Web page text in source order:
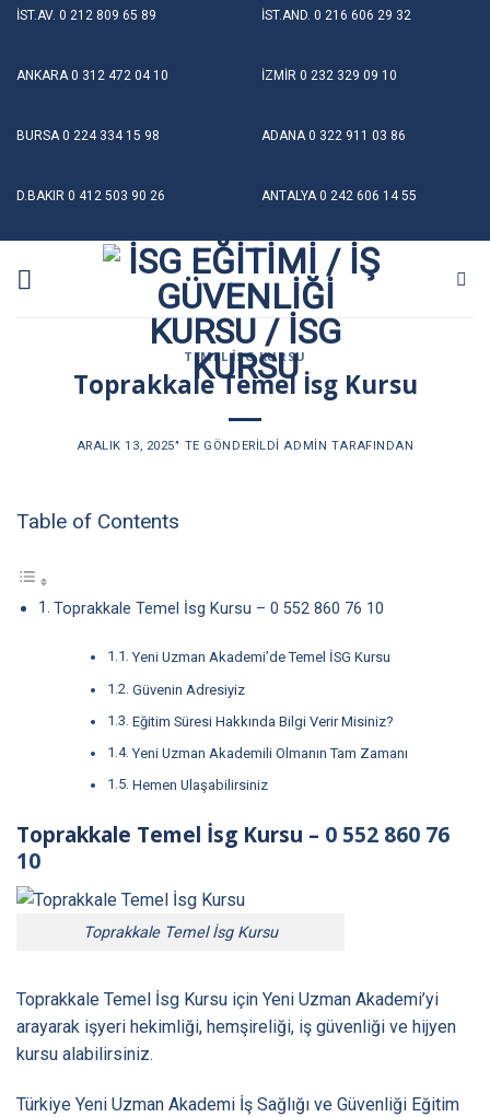
Skip
content
İST.AV. 0 212 809 65 89 İST.AND. 0 216 606 29 32
ANKARA0 312 472 04 10 İZMİR 0 232 329 09 10
BURSA0 224 334 15 98 ADANA0 322 911 03 86
D.BAKIR 0 412 503 90 26 ANTALYA0 242 606 14 55
TEMEL İSG KURSU
Toprakkale Temel İsg Kursu
ARALIK 13, 2025’' TE GÖNDERILDI ADMIN TARAFINDAN
Table of Contents
Toprakkale Temel İsg Kursu – 0 552 860 76 10
Yeni Uzman Akademi’de Temel İSG Kursu
Güvenin Adresiyiz
Eğitim Süresi Hakkında Bilgi Verir Misiniz?
Yeni Uzman Akademili Olmanın Tam Zamanı
Hemen Ulaşabilirsiniz
Toprakkale Temel İsg Kursu – 0 552 860 76
10
Toprakkale Temel İsg Kursu
Toprakkale Temel İsg Kursu için Yeni Uzman Akademi’yi
arayarak işyeri hekimliği, hemşireliği, iş güvenliği ve hijyen
kursu alabilirsiniz.
Türkiye Yeni Uzman Akademi İş Sağlığı ve Güvenliği Eğitim